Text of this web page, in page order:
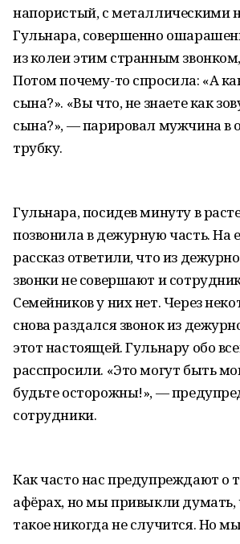
напористый, с металлическими
Гульнара, совершенно
из колеи этим странным
Потом почему-то спросила: «А
сына?». «Вы что, не знаете как
сына?», — парировал мужчина в
трубку.
Гульнара, посидев минуту в
позвонила в дежурную часть. На
рассказ ответили, что из
звонки не совершают и
Семейников у них нет. Через
снова раздался звонок из
этот настоящей. Гульнару обо
расспросили. «Это могут быть
будьте осторожны!», —
сотрудники.
Как часто нас предупреждают о
афёрах, но мы привыкли думать,
такое никогда не случится. Но